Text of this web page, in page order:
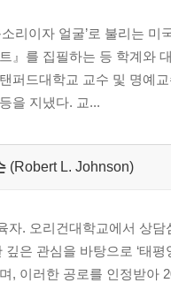
리자베스 시대의 사랑:
피어, 그리고 그 너머
리이자 얼굴’로 불리는
』를 집필하는 등 학계와
퍼드대학교 교수 및 명예
을 지냈다. 교...
(Robert L. Johnson)
자. 오리건대학교에서 상
은 관심을 바탕으로 ‘태
, 이러한 공로를 인정받아